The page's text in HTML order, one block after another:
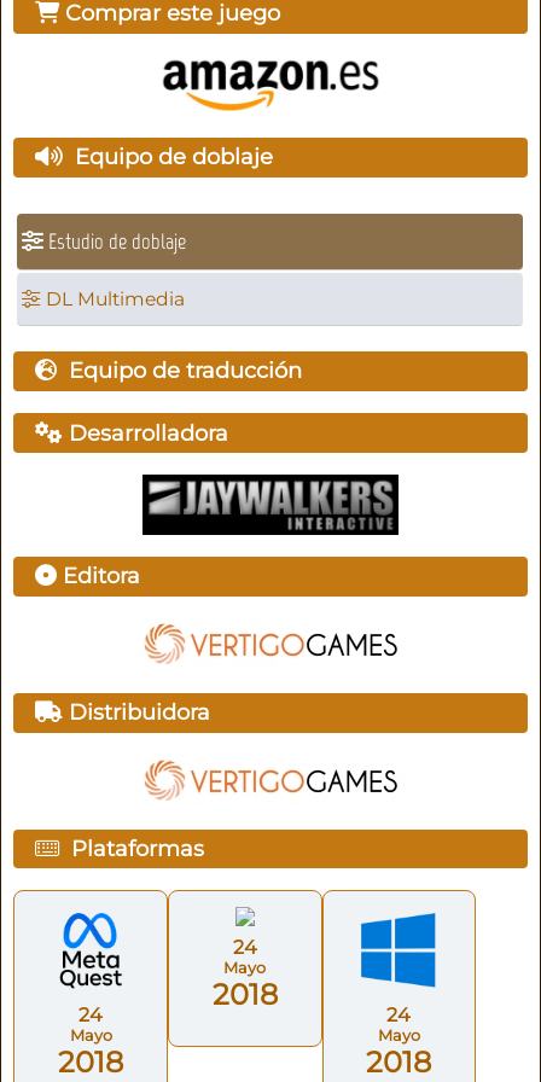
Comprar este juego
Equipo de doblaje
Estudio de doblaje
DL Multimedia
Equipo de traducción
Desarrolladora
Editora
Distribuidora
Plataformas
24
Mayo
2018
24
Mayo
2018
24
Mayo
2018